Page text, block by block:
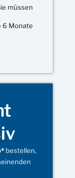
müssen
6 Monate
bestellen,